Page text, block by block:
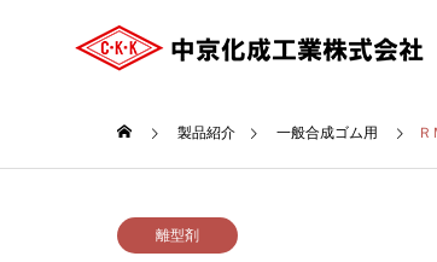
製品紹介 一般合成ゴム用
離型剤